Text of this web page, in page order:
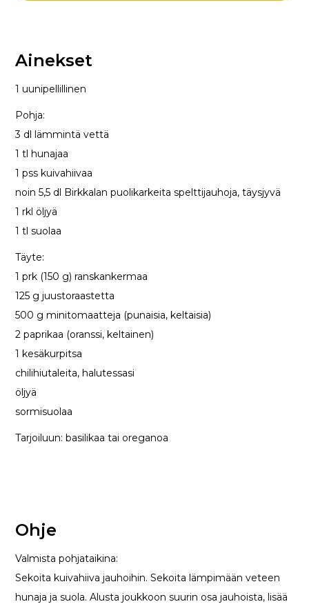
Ainekset
1 uunipellillinen
Pohja:
3 dl lämmintä vettä
1 tl hunajaa
1 pss kuivahiivaa
noin 5,5 dl Birkkalan puolikarkeita spelttijauhoja, täysjyvä
1 rkl öljyä
1 tl suolaa
Täyte:
1 prk (150 g) ranskankermaa
125 g juustoraastetta
500 g minitomaatteja (punaisia, keltaisia)
2 paprikaa (oranssi, keltainen)
1 kesäkurpitsa
chilihiutaleita, halutessasi
öljyä
sormisuolaa
Tarjoiluun: basilikaa tai oreganoa
Ohje
Valmista pohjataikina:
Sekoita kuivahiiva jauhoihin. Sekoita lämpimään veteen
hunaja ja suola. Alusta joukkoon suurin osa jauhoista, lisää